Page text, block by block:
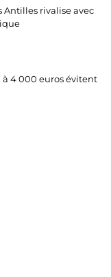
Antilles rivalise avec
à 4 000 euros évitent